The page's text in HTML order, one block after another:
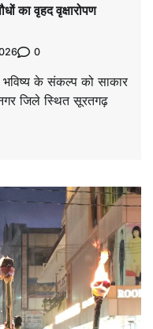
का वृहद वृक्षारोपण
0
भविष्य के संकल्प को साकार
जिले स्थित सूरतगढ़